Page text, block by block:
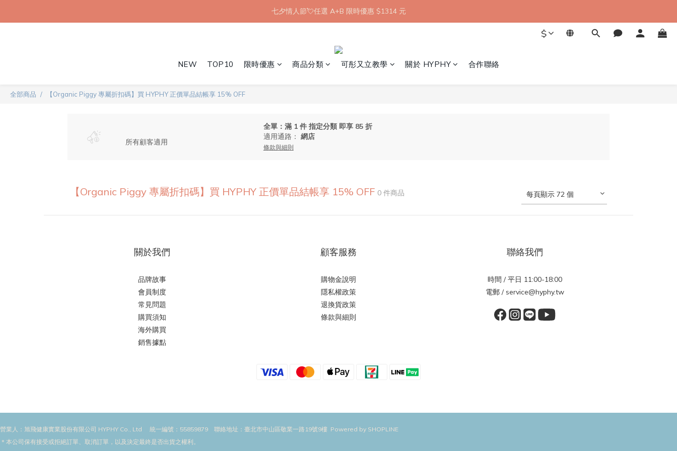
【8月限定】全館滿 1999 享 7-11 取貨不付款免運
七夕情人節💘任選 A+B 限時優惠 $1314 元
【8月限定】全館滿 1999 享 7-11 取貨不付款免運
$
NEW TOP10 限時優惠 商品分類 可彤又立教學 關於 HYPHY 合作聯絡
全部商品 【Organic Piggy 專屬折扣碼】買 HYPHY 正價單品結帳享 15% OFF
所有顧客適用
全單：滿 1 件 指定分類 即享 85 折
適用通路： 網店
條款與細則
【Organic Piggy 專屬折扣碼】買 HYPHY 正價單品結帳享 15% OFF 0 件商品 每頁顯示 72 個
關於我們
品牌故事
會員制度
常見問題
購買須知
海外購買
銷售據點
顧客服務
購物金說明
隱私權政策
退換貨政策
條款與細則
聯絡我們
時間 / 平日 11:00-18:00
電郵 / service@hyphy.tw
營業人：旭飛健康實業股份有限公司 HYPHY Co., Ltd 統一編號：55859879 聯絡地址：臺北市中山區敬業一路19號9樓 Powered by SHOPLINE
＊本公司保有接受或拒絕訂單、取消訂單，以及決定最終是否出貨之權利。